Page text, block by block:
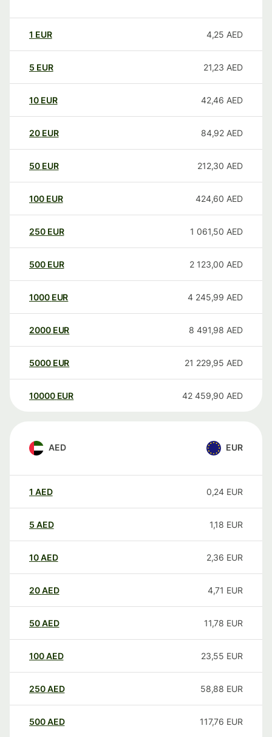
1 EUR 4,25 AED
5 EUR 21,23 AED
10 EUR 42,46 AED
20 EUR 84,92 AED
50 EUR 212,30 AED
100 EUR 424,60 AED
250 EUR 1 061,50 AED
500 EUR 2 123,00 AED
1000 EUR 4 245,99 AED
2000 EUR 8 491,98 AED
5000 EUR 21 229,95 AED
10000 EUR 42 459,90 AED
AED EUR
1 AED 0,24 EUR
5 AED 1,18 EUR
10AED 2,36 EUR
20AED 4,71 EUR
50AED 11,78 EUR
100AED 23,55 EUR
250AED 58,88 EUR
500AED 117,76 EUR